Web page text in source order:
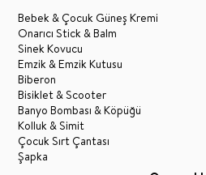
Bebek & Çocuk Güneş Kremi
Onarıcı Stick & Balm
Sinek Kovucu
Emzik & Emzik Kutusu
Biberon
Bisiklet & Scooter
Banyo Bombası & Köpüğü
Kolluk & Simit
Çocuk Sırt Çantası
Şapka